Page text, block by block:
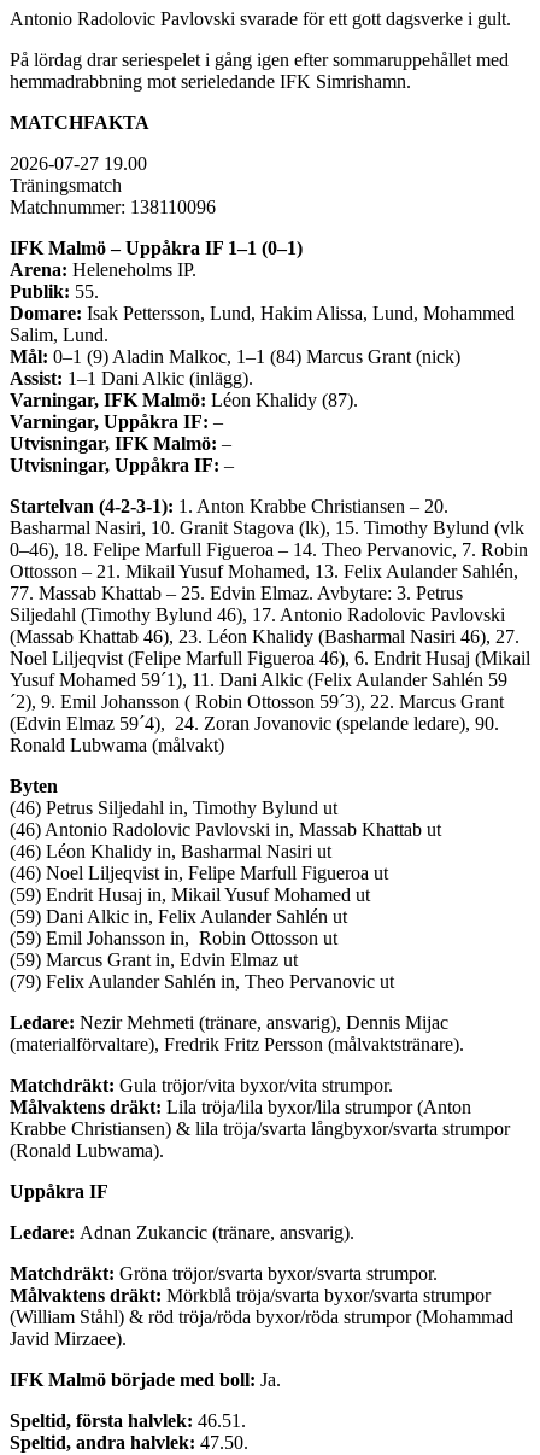
Antonio Radolovic Pavlovski svarade för ett gott dagsverke i gult.
På lördag drar seriespelet i gång igen efter sommaruppehållet med
hemmadrabbning mot serieledande IFK Simrishamn.
MATCHFAKTA
2026-07-27 19.00
Träningsmatch
Matchnummer: 138110096
IFK Malmö – Uppåkra IF 1–1 (0–1)
Arena: Heleneholms IP.
Publik: 55.
Domare: Isak Pettersson, Lund, Hakim Alissa, Lund, Mohammed
Salim, Lund.
Mål: 0–1 (9) Aladin Malkoc, 1–1 (84) Marcus Grant (nick)
Assist: 1–1 Dani Alkic (inlägg).
Varningar, IFK Malmö: Léon Khalidy (87).
Varningar, Uppåkra IF: –
Utvisningar, IFK Malmö: –
Utvisningar, Uppåkra IF: –
Startelvan (4-2-3-1): 1. Anton Krabbe Christiansen – 20.
Basharmal Nasiri, 10. Granit Stagova (lk), 15. Timothy Bylund (vlk
0–46), 18. Felipe Marfull Figueroa – 14. Theo Pervanovic, 7. Robin
Ottosson – 21. Mikail Yusuf Mohamed, 13. Felix Aulander Sahlén,
77. Massab Khattab – 25. Edvin Elmaz. Avbytare: 3. Petrus
Siljedahl (Timothy Bylund 46), 17. Antonio Radolovic Pavlovski
(Massab Khattab 46), 23. Léon Khalidy (Basharmal Nasiri 46), 27.
Noel Liljeqvist (Felipe Marfull Figueroa 46), 6. Endrit Husaj (Mikail
Yusuf Mohamed 59´1), 11. Dani Alkic (Felix Aulander Sahlén 59
´2), 9. Emil Johansson ( Robin Ottosson 59´3), 22. Marcus Grant
(Edvin Elmaz 59´4), 24. Zoran Jovanovic (spelande ledare), 90.
Ronald Lubwama (målvakt)
Byten
(46) Petrus Siljedahl in, Timothy Bylund ut
(46) Antonio Radolovic Pavlovski in, Massab Khattab ut
(46) Léon Khalidy in, Basharmal Nasiri ut
(46) Noel Liljeqvist in, Felipe Marfull Figueroa ut
(59) Endrit Husaj in, Mikail Yusuf Mohamed ut
(59) Dani Alkic in, Felix Aulander Sahlén ut
(59) Emil Johansson in, Robin Ottosson ut
(59) Marcus Grant in, Edvin Elmaz ut
(79) Felix Aulander Sahlén in, Theo Pervanovic ut
Ledare: Nezir Mehmeti (tränare, ansvarig), Dennis Mijac
(materialförvaltare), Fredrik Fritz Persson (målvaktstränare).
Matchdräkt: Gula tröjor/vita byxor/vita strumpor.
Målvaktens dräkt: Lila tröja/lila byxor/lila strumpor (Anton
Krabbe Christiansen) & lila tröja/svarta långbyxor/svarta strumpor
(Ronald Lubwama).
Uppåkra IF
Ledare: Adnan Zukancic (tränare, ansvarig).
Matchdräkt: Gröna tröjor/svarta byxor/svarta strumpor.
Målvaktens dräkt: Mörkblå tröja/svarta byxor/svarta strumpor
(William Ståhl) & röd tröja/röda byxor/röda strumpor (Mohammad
Javid Mirzaee).
IFK Malmö började med boll: Ja.
Speltid, första halvlek: 46.51.
Speltid, andra halvlek: 47.50.